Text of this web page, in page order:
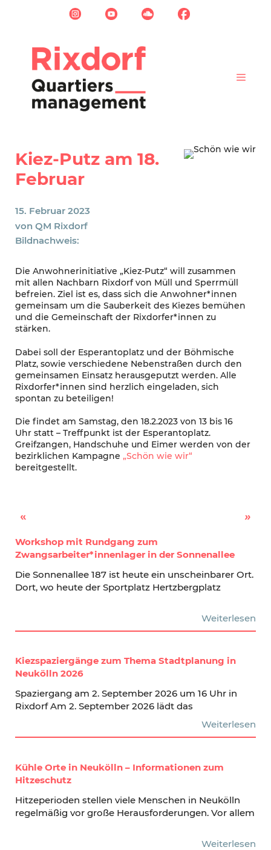
Kiez-Putz am 18.
Februar
15. Februar 2023
von QM Rixdorf
Bildnachweis:
Die Anwohnerinitiative „Kiez-Putz“ will zusammen
mit allen Nachbarn Rixdorf von Müll und Sperrmüll
befreien. Ziel ist es, dass sich die Anwohner*innen
gemeinsam um die Sauberkeit des Kiezes bemühen
und die Gemeinschaft der Rixdorfer*innen zu
stärken.
Dabei soll der Esperantoplatz und der Böhmische
Platz, sowie verschiedene Nebenstraßen durch den
gemeinsamen Einsatz herausgeputzt werden. Alle
Rixdorfer*innen sind herzlich eingeladen, sich
spontan zu beteiligen!
Die findet am Samstag, den 18.2.2023 von 13 bis 16
Uhr statt – Treffpunkt ist der Esperantoplatz.
Greifzangen, Handschuhe und Eimer werden von der
bezirklichen Kampagne „Schön wie wir“
bereitgestellt.
Workshop mit Rundgang zum
Zwangsarbeiter*innenlager in der Sonnenallee
Die Sonnenallee 187 ist heute ein unscheinbarer Ort.
Dort, wo heute der Sportplatz Hertzbergplatz
Weiterlesen
Kiezspaziergänge zum Thema Stadtplanung in
Neukölln 2026
Spaziergang am 2. September 2026 um 16 Uhr in
Rixdorf Am 2. September 2026 lädt das
Weiterlesen
Kühle Orte in Neukölln – Informationen zum
Hitzeschutz
Hitzeperioden stellen viele Menschen in Neukölln
regelmäßig vor große Herausforderungen. Vor allem
Weiterlesen